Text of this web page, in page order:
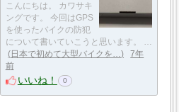
こんにちは。 カワサキ
ングです。 今回はGPS
を使ったバイクの防犯
について書いていこうと思います。 …
日本で初めて大型バイクを…
7年
前
いいね！ 0